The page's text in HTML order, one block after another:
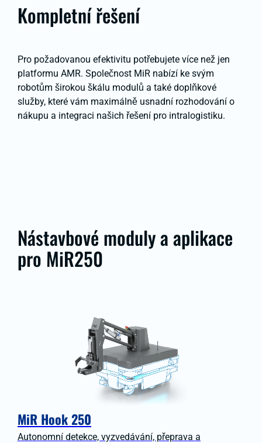
Kompletní řešení
Pro požadovanou efektivitu potřebujete více než jen
platformu AMR. Společnost MiR nabízí ke svým
robotům širokou škálu modulů a také doplňkové
služby, které vám maximálně usnadní rozhodování o
nákupu a integraci našich řešení pro intralogistiku.
Nástavbové moduly a aplikace
pro MiR250
MiR Hook 250
Autonomní detekce, vyzvedávání, přeprava a